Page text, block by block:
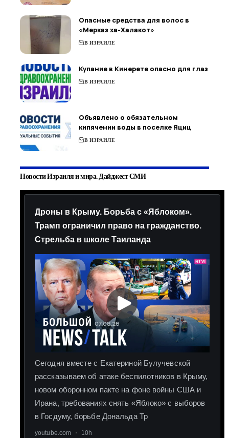
Опасные средства для волос в
«Мерказ ха-Халакот»
В ИЗРАИЛЕ
Купание в Кинерете опасно для глаз
В ИЗРАИЛЕ
Объявлено о обязательном
кипячении воды в поселке Яциц
В ИЗРАИЛЕ
Новости Израиля и мира. Дайджест СМИ